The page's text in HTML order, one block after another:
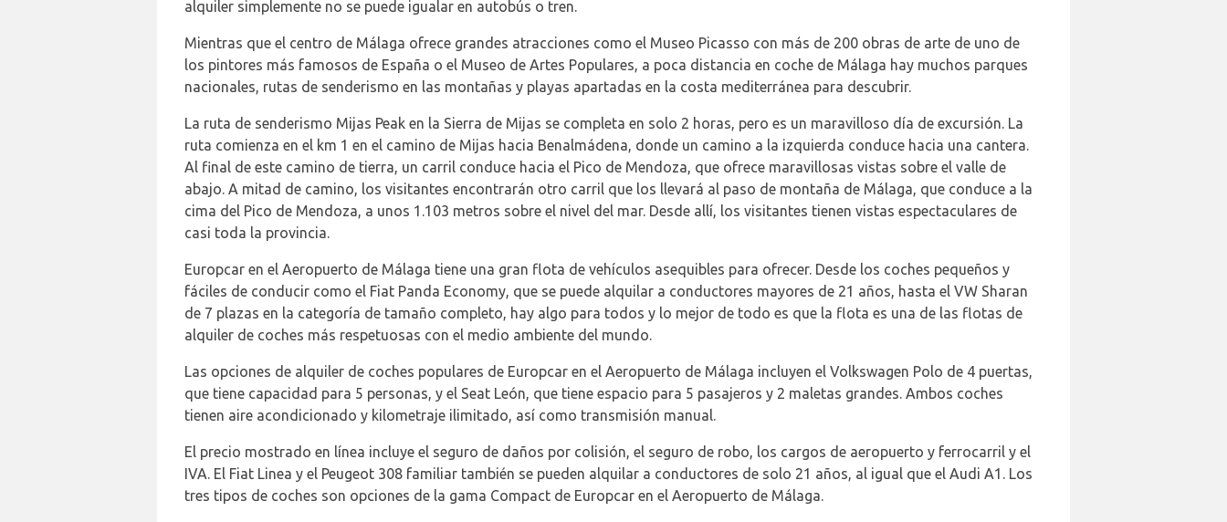
alquiler simplemente no se puede igualar en autobús o tren.
Mientras que el centro de Málaga ofrece grandes atracciones como el Museo Picasso con más de 200 obras de arte de uno de
los pintores más famosos de España o el Museo de Artes Populares, a poca distancia en coche de Málaga hay muchos parques
nacionales, rutas de senderismo en las montañas y playas apartadas en la costa mediterránea para descubrir.
La ruta de senderismo Mijas Peak en la Sierra de Mijas se completa en solo 2 horas, pero es un maravilloso día de excursión. La
ruta comienza en el km 1 en el camino de Mijas hacia Benalmádena, donde un camino a la izquierda conduce hacia una cantera.
Al final de este camino de tierra, un carril conduce hacia el Pico de Mendoza, que ofrece maravillosas vistas sobre el valle de
abajo. A mitad de camino, los visitantes encontrarán otro carril que los llevará al paso de montaña de Málaga, que conduce a la
cima del Pico de Mendoza, a unos 1.103 metros sobre el nivel del mar. Desde allí, los visitantes tienen vistas espectaculares de
casi toda la provincia.
Europcar en el Aeropuerto de Málaga tiene una gran flota de vehículos asequibles para ofrecer. Desde los coches pequeños y
fáciles de conducir como el Fiat Panda Economy, que se puede alquilar a conductores mayores de 21 años, hasta el VW Sharan
de 7 plazas en la categoría de tamaño completo, hay algo para todos y lo mejor de todo es que la flota es una de las flotas de
alquiler de coches más respetuosas con el medio ambiente del mundo.
Las opciones de alquiler de coches populares de Europcar en el Aeropuerto de Málaga incluyen el Volkswagen Polo de 4 puertas,
que tiene capacidad para 5 personas, y el Seat León, que tiene espacio para 5 pasajeros y 2 maletas grandes. Ambos coches
tienen aire acondicionado y kilometraje ilimitado, así como transmisión manual.
El precio mostrado en línea incluye el seguro de daños por colisión, el seguro de robo, los cargos de aeropuerto y ferrocarril y el
IVA. El Fiat Linea y el Peugeot 308 familiar también se pueden alquilar a conductores de solo 21 años, al igual que el Audi A1. Los
tres tipos de coches son opciones de la gama Compact de Europcar en el Aeropuerto de Málaga.